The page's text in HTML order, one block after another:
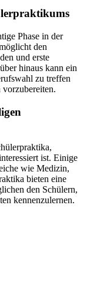
Phase in der
den
und erste
hinaus kann ein
zu treffen
ist. Einige
wie Medizin,
bieten eine
den Schülern,
kennenzulernen.